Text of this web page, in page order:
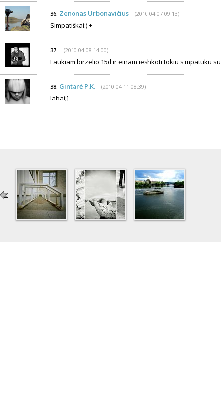
36. Zenonas Urbonavičius (2010 04 07 09:13)
Simpatiškai:) +
37. (2010 04 08 14:00)
Laukiam birzelio 15d ir einam ieshkoti tokiu simpatuku
38. Gintarė P.K. (2010 04 11 08:39)
labai;]